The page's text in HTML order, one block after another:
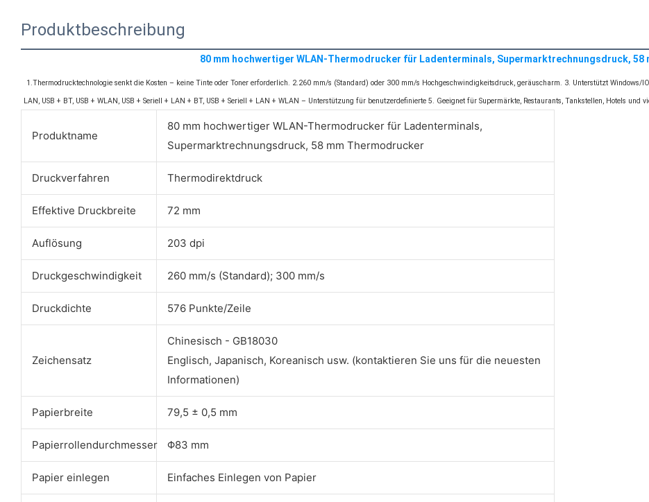
Produktbeschreibung
80 mm hochwertiger WLAN-Thermodrucker für Ladenterminals, Supermarktrechnungsdruck, 58
1.Thermodrucktechnologie senkt die Kosten – keine Tinte oder Toner erforderlich. 2.260 mm/s (Standard) oder 300 mm/s Hochgeschwindigkeitsdruck, geräuscharm. 3. Unterstützt Windows/
LAN, USB + BT, USB + WLAN, USB + Seriell + LAN + BT, USB + Seriell + LAN + WLAN – Unterstützung für benutzerdefinierte 5. Geeignet für Supermärkte, Restaurants, Tankstellen, Hotels und
Produktname
80 mm hochwertiger WLAN-Thermodrucker für Ladenterminals,
Supermarktrechnungsdruck, 58 mm Thermodrucker
Druckverfahren Thermodirektdruck
Effektive Druckbreite 72 mm
Auflösung 203 dpi
Druckgeschwindigkeit 260 mm/s (Standard); 300 mm/s
Druckdichte 576 Punkte/Zeile
Zeichensatz
Chinesisch - GB18030
Englisch, Japanisch, Koreanisch usw. (kontaktieren Sie uns für die neuesten
Informationen)
Papierbreite 79,5 ± 0,5 mm
Papierrollendurchmesser Φ83 mm
Papier einlegen Einfaches Einlegen von Papier